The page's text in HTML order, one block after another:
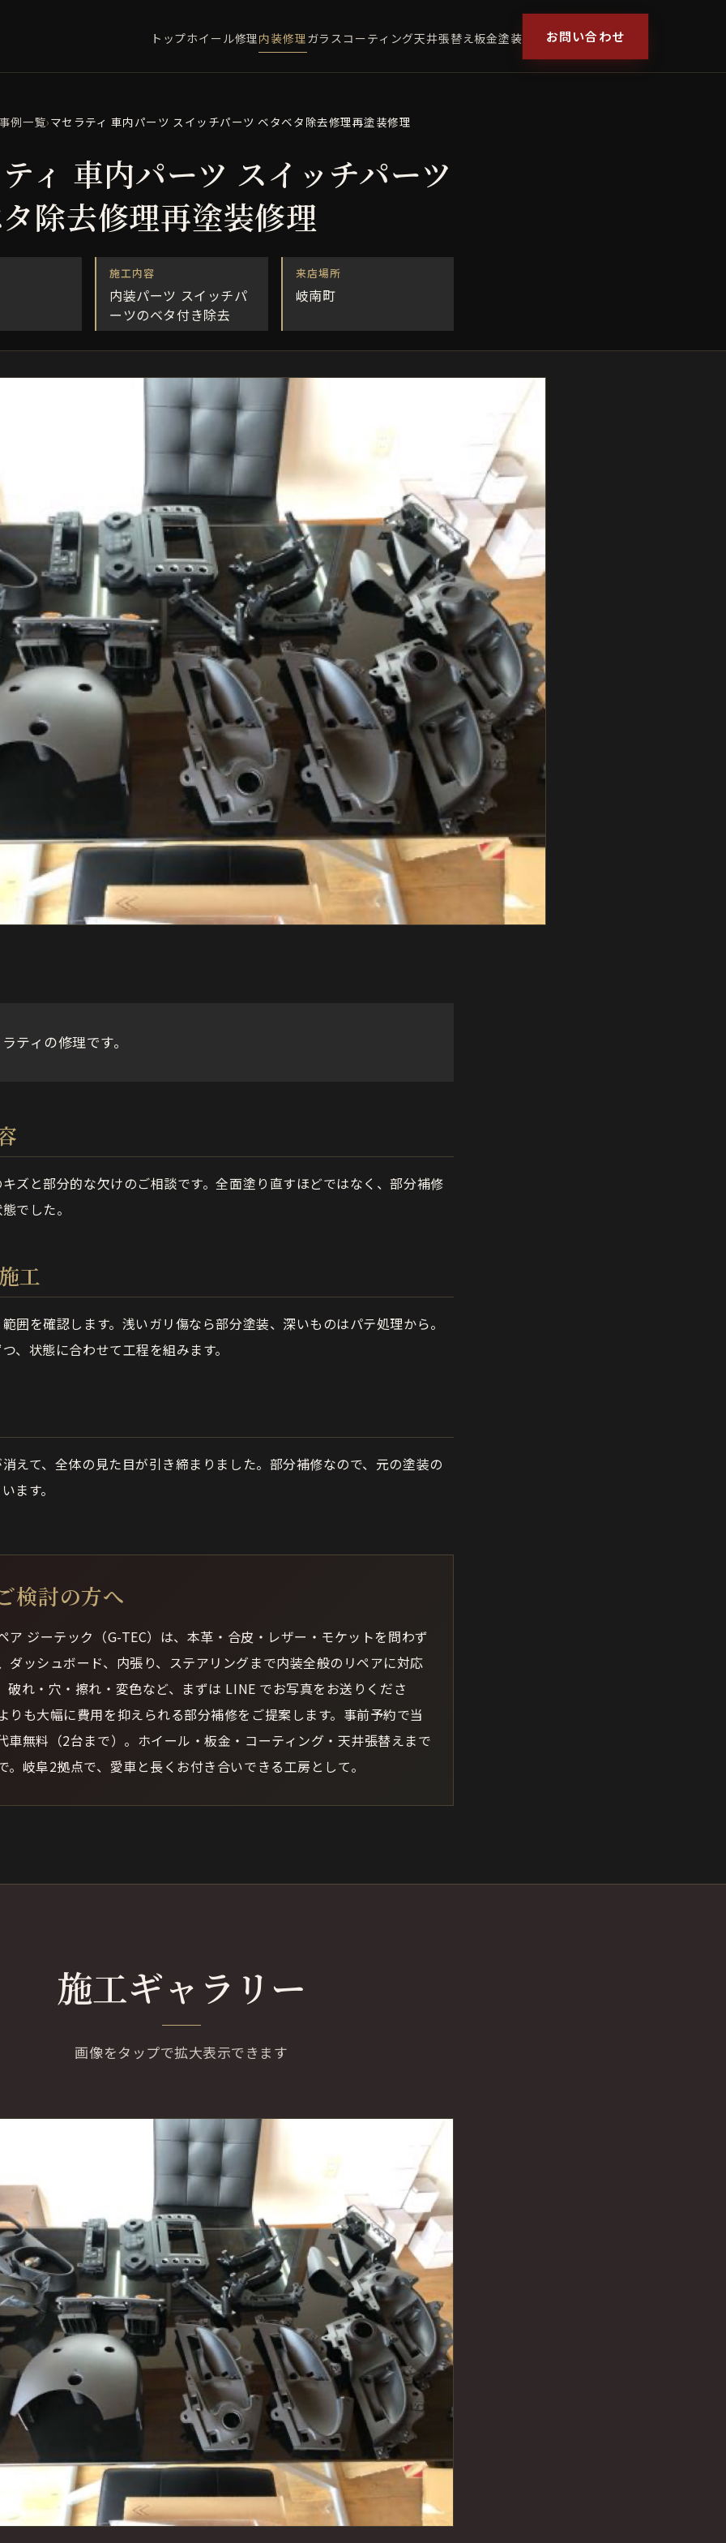
トップホイール修理内装修理ガラスコーティング天井張替え板金塗装 お問い合わせ
例一覧›マセラティ 車内パーツ スイッチパーツ ベタベタ除去修理再塗装修理
ィ 車内パーツ スイッチパーツ
除去修理再塗装修理
施工内容
内装パーツ スイッチパ
ーツのベタ付き除去
来店場所
岐南町
ティの修理です。
ズと部分的な欠けのご相談です。全面塗り直すほどではなく、部分補修
でした。
工
囲を確認します。浅いガリ傷なら部分塗装、深いものはパテ処理から。
、状態に合わせて工程を組みます。
えて、全体の見た目が引き締まりました。部分補修なので、元の塗装の
ます。
検討の方へ
ア ジーテック（G-TEC）は、本革・合皮・レザー・モケットを問わず
ダッシュボード、内張り、ステアリングまで内装全般のリペアに対応
破れ・穴・擦れ・変色など、まずは LINE でお写真をお送りくださ
りも大幅に費用を抑えられる部分補修をご提案します。事前予約で当
車無料（2台まで）。ホイール・板金・コーティング・天井張替えまで
。岐阜2拠点で、愛車と長くお付き合いできる工房として。
施工ギャラリー
画像をタップで拡大表示できます